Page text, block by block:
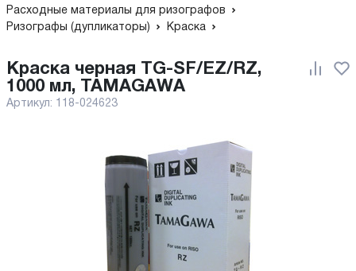
Расходные материалы для ризографов
Ризографы (дупликаторы)
Краска
Краска черная TG-SF/EZ/RZ,
1000 мл, TAMAGAWA
Артикул: 118-024623